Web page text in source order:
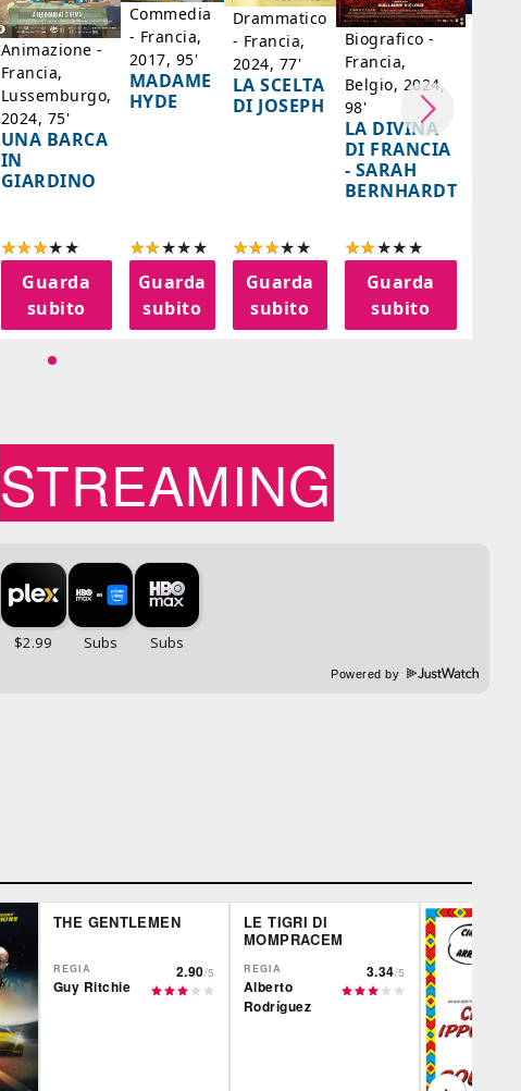
Animazione -
Francia,
Lussemburgo,
2024, 75'
UNA BARCA
IN
GIARDINO
Guarda
subito
Commedia
- Francia,
2017, 95'
MADAME
HYDE
Guarda
subito
Drammatico
- Francia,
2024, 77'
LA SCELTA
DI JOSEPH
Guarda
subito
Biografico -
Francia,
Belgio, 2024,
98'
LA DIVINA
DI FRANCIA
- SARAH
BERNHARDT
Guarda
subito
STREAMING
Powered by
THE GENTLEMEN
REGIA
Guy Ritchie
2.90/5
LE TIGRI DI
MOMPRACEM
REGIA
Alberto
Rodríguez
3.34/5